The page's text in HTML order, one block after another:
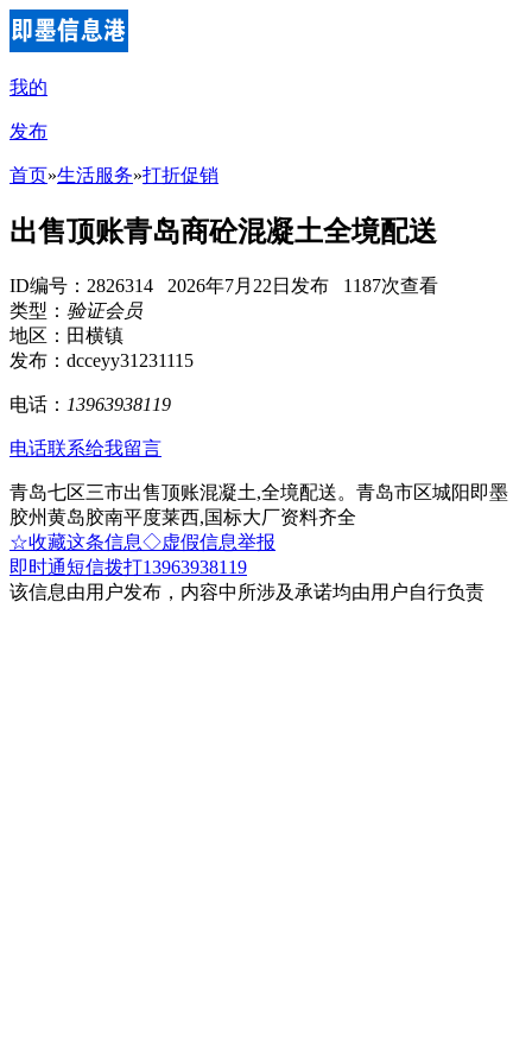
我的
发布
首页»生活服务»打折促销
出售顶账青岛商砼混凝土全境配送
ID编号：2826314 2026年7月22日发布 1187次查看
类型： 验证会员
地区：田横镇
发布：dcceyy31231115
电话： 13963938119
电话联系给我留言
青岛七区三市出售顶账混凝土,全境配送。青岛市区城阳即墨
胶州黄岛胶南平度莱西,国标大厂资料齐全
☆收藏这条信息◇虚假信息举报
即时通短信拨打13963938119
该信息由用户发布，内容中所涉及承诺均由用户自行负责